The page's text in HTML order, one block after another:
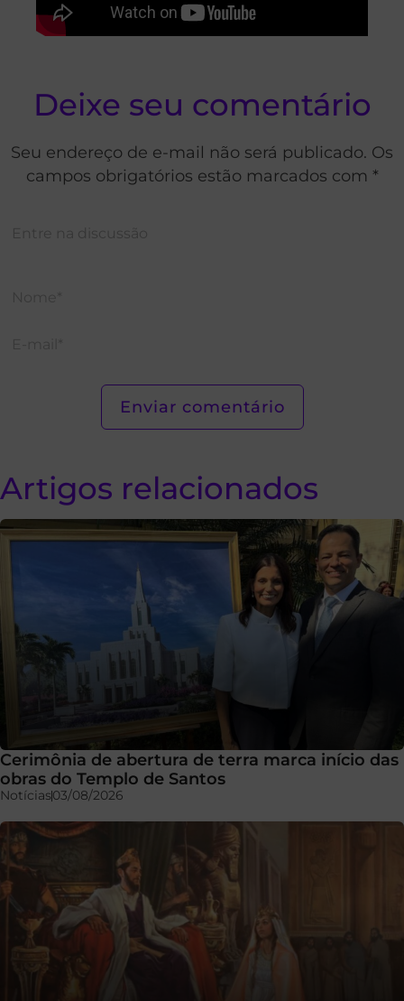
Deixe seu comentário
Seu endereço de e-mail não será publicado. Os
campos obrigatórios estão marcados com *
Artigos relacionados
Cerimônia de abertura de terra marca início das
obras do Templo de Santos
Notícias03/08/2026